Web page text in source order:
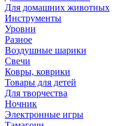
Для домашних животных
Инструменты
Уровни
Разное
Воздушные шарики
Свечи
Ковры, коврики
Товары для детей
Для творчества
Ночник
Электронные игры